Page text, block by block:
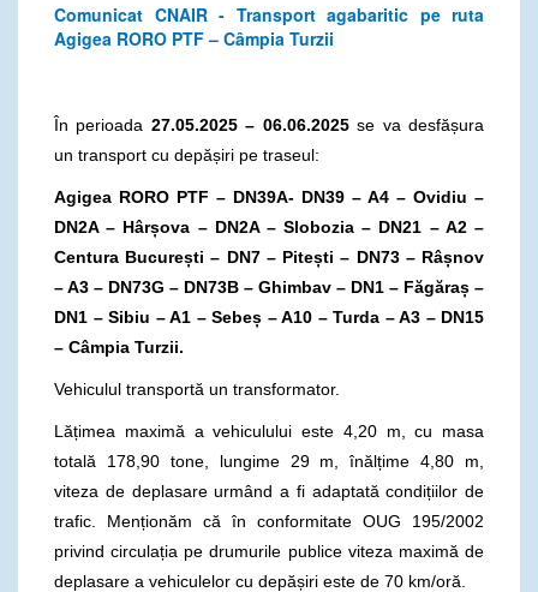
Comunicat CNAIR - Transport agabaritic pe ruta
Agigea RORO PTF – Câmpia Turzii
În perioada 27.05.2025 – 06.06.2025se va desfășura
un transport cu depășiri pe traseul:
Agigea RORO PTF – DN39A- DN39 – A4 – Ovidiu –
DN2A – Hârșova – DN2A – Slobozia – DN21 – A2 –
Centura București – DN7 – Pitești – DN73 – Râșnov
– A3 – DN73G – DN73B – Ghimbav – DN1 – Făgăraș –
DN1 – Sibiu – A1 – Sebeș – A10 – Turda – A3 – DN15
– Câmpia Turzii.
Vehiculul transportă un transformator.
Lățimea maximă a vehiculului este 4,20 m, cu masa
totală 178,90 tone, lungime 29 m, înălțime 4,80 m,
viteza de deplasare urmând a fi adaptată condițiilor de
trafic. Menționăm că în conformitate OUG 195/2002
privind circulația pe drumurile publice viteza maximă de
deplasare a vehiculelor cu depășiri este de 70 km/oră.